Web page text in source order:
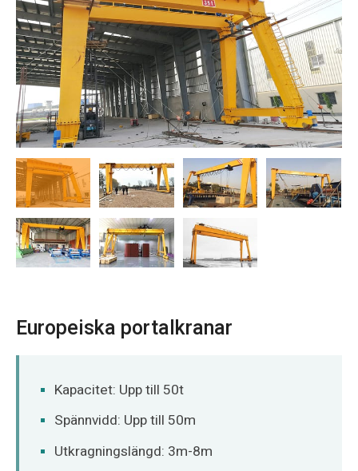
Europeiska portalkranar
Kapacitet: Upp till 50t
Spännvidd: Upp till 50m
Utkragningslängd: 3m-8m
Dansk
Norsk
O‘zbekcha